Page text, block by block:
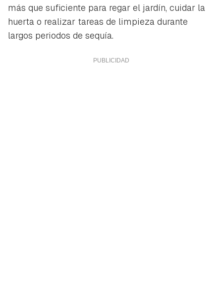
más que suficiente para regar el jardín, cuidar la
huerta o realizar tareas de limpieza durante
largos periodos de sequía.